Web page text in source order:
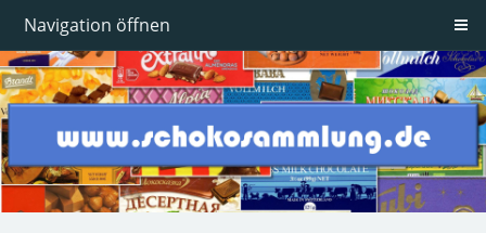
Navigation öffnen